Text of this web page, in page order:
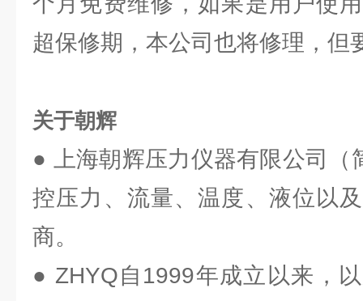
超保修期，本公司也将修理，但
关于朝辉
● 上海朝辉压力仪器有限公司（
控压力、流量、温度、液位以
商。
● ZHYQ自1999年成立以来，